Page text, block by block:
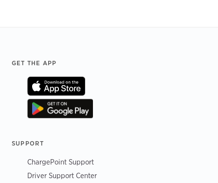
Footer
GET THE APP
SUPPORT
ChargePoint Support
Driver Support Center